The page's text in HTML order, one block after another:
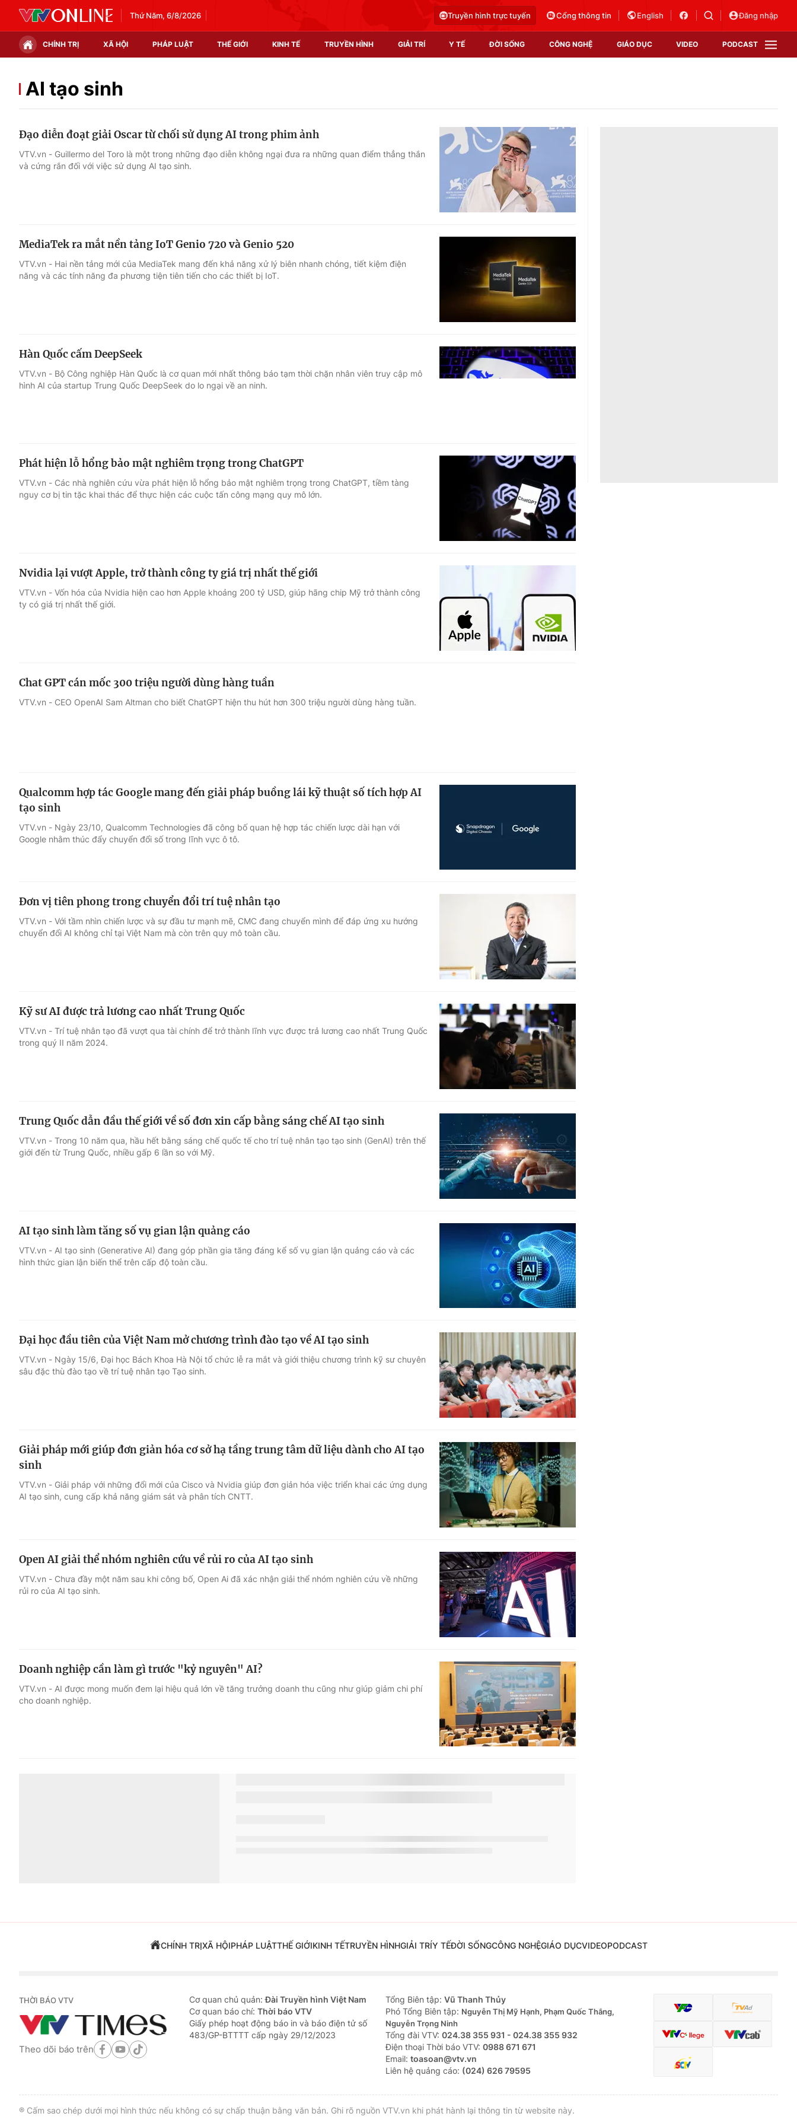
Thứ Năm, 6/8/2026 Truyền hình trực tuyến Cổng thông tin English Đăng nhập
CHÍNH TRỊ XÃ HỘI PHÁP LUẬT THẾ GIỚI KINH TẾ TRUYỀN HÌNH GIẢI TRÍ Y TẾ ĐỜI SỐNG CÔNG NGHỆ GIÁO DỤC VIDEO PODCAST
Chính trị
Thế giới đó đây
Thị trường
Video
Shorts video
Podcast
EMagazine
Photo
Infographic
Góc ảnh
Điện ảnh
Âm nhạc
Sao
Chất lượng cuộc sống
Học trực tuyến
Công nghệ
Hitech Công nghệ tương lai
Sản phẩm
VTV Sức khoẻ
AI tạo sinh
Đạo diễn đoạt giải Oscar từ chối sử dụng AI trong phim ảnh
VTV.vn - Guillermo del Toro là một trong những đạo diễn không ngại đưa ra những quan điểm thẳng thắn
và cứng rắn đối với việc sử dụng AI tạo sinh.
MediaTek ra mắt nền tảng IoT Genio 720 và Genio 520
VTV.vn - Hai nền tảng mới của MediaTek mang đến khả năng xử lý biên nhanh chóng, tiết kiệm điện
năng và các tính năng đa phương tiện tiên tiến cho các thiết bị IoT.
Hàn Quốc cấm DeepSeek
VTV.vn - Bộ Công nghiệp Hàn Quốc là cơ quan mới nhất thông báo tạm thời chặn nhân viên truy cập mô
hình AI của startup Trung Quốc DeepSeek do lo ngại về an ninh.
Phát hiện lỗ hổng bảo mật nghiêm trọng trong ChatGPT
VTV.vn - Các nhà nghiên cứu vừa phát hiện lỗ hổng bảo mật nghiêm trọng trong ChatGPT, tiềm tàng
nguy cơ bị tin tặc khai thác để thực hiện các cuộc tấn công mạng quy mô lớn.
Nvidia lại vượt Apple, trở thành công ty giá trị nhất thế giới
VTV.vn - Vốn hóa của Nvidia hiện cao hơn Apple khoảng 200 tỷ USD, giúp hãng chip Mỹ trở thành công
ty có giá trị nhất thế giới.
Chat GPT cán mốc 300 triệu người dùng hàng tuần
VTV.vn - CEO OpenAI Sam Altman cho biết ChatGPT hiện thu hút hơn 300 triệu người dùng hàng tuần.
Qualcomm hợp tác Google mang đến giải pháp buồng lái kỹ thuật số tích hợp AI
tạo sinh
VTV.vn - Ngày 23/10, Qualcomm Technologies đã công bố quan hệ hợp tác chiến lược dài hạn với
Google nhằm thúc đẩy chuyển đổi số trong lĩnh vực ô tô.
Đơn vị tiên phong trong chuyển đổi trí tuệ nhân tạo
VTV.vn - Với tầm nhìn chiến lược và sự đầu tư mạnh mẽ, CMC đang chuyển mình để đáp ứng xu hướng
chuyển đổi AI không chỉ tại Việt Nam mà còn trên quy mô toàn cầu.
Kỹ sư AI được trả lương cao nhất Trung Quốc
VTV.vn - Trí tuệ nhân tạo đã vượt qua tài chính để trở thành lĩnh vực được trả lương cao nhất Trung Quốc
trong quý II năm 2024.
Trung Quốc dẫn đầu thế giới về số đơn xin cấp bằng sáng chế AI tạo sinh
VTV.vn - Trong 10 năm qua, hầu hết bằng sáng chế quốc tế cho trí tuệ nhân tạo tạo sinh (GenAI) trên thế
giới đến từ Trung Quốc, nhiều gấp 6 lần so với Mỹ.
AI tạo sinh làm tăng số vụ gian lận quảng cáo
VTV.vn - AI tạo sinh (Generative AI) đang góp phần gia tăng đáng kể số vụ gian lận quảng cáo và các
hình thức gian lận biến thể trên cấp độ toàn cầu.
Đại học đầu tiên của Việt Nam mở chương trình đào tạo về AI tạo sinh
VTV.vn - Ngày 15/6, Đại học Bách Khoa Hà Nội tổ chức lễ ra mắt và giới thiệu chương trình kỹ sư chuyên
sâu đặc thù đào tạo về trí tuệ nhân tạo Tạo sinh.
Giải pháp mới giúp đơn giản hóa cơ sở hạ tầng trung tâm dữ liệu dành cho AI tạo
sinh
VTV.vn - Giải pháp với những đổi mới của Cisco và Nvidia giúp đơn giản hóa việc triển khai các ứng dụng
AI tạo sinh, cung cấp khả năng giám sát và phân tích CNTT.
Open AI giải thể nhóm nghiên cứu về rủi ro của AI tạo sinh
VTV.vn - Chưa đầy một năm sau khi công bố, Open Ai đã xác nhận giải thể nhóm nghiên cứu về những
rủi ro của AI tạo sinh.
Doanh nghiệp cần làm gì trước "kỷ nguyên" AI?
VTV.vn - AI được mong muốn đem lại hiệu quả lớn về tăng trưởng doanh thu cũng như giúp giảm chi phí
cho doanh nghiệp.
CHÍNH TRỊXÃ HỘIPHÁP LUẬTTHẾ GIỚIKINH TẾTRUYỀN HÌNHGIẢI TRÍY TẾĐỜI SỐNGCÔNG NGHỆGIÁO DỤCVIDEOPODCAST
THỜI BÁO VTV
Theo dõi báo trên
Cơ quan chủ quản:Đài Truyền hình Việt Nam
Cơ quan báo chí: Thời báo VTV
Giấy phép hoạt động báo in và báo điện tử số
483/GP-BTTTT cấp ngày 29/12/2023
Tổng Biên tập: Vũ Thanh Thủy
Phó Tổng Biên tập: Nguyễn Thị Mỹ Hạnh, Phạm Quốc Thắng,
Nguyễn Trọng Ninh
Tổng đài VTV: 024.38 355 931 - 024.38 355 932
Ðiện thoại Thời báo VTV: 0988 671 671
Email: toasoan@vtv.vn
Liên hệ quảng cáo: (024) 626 79595
® Cấm sao chép dưới mọi hình thức nếu không có sự chấp thuận bằng văn bản. Ghi rõ nguồn VTV.vn khi phát hành lại thông tin từ website này.